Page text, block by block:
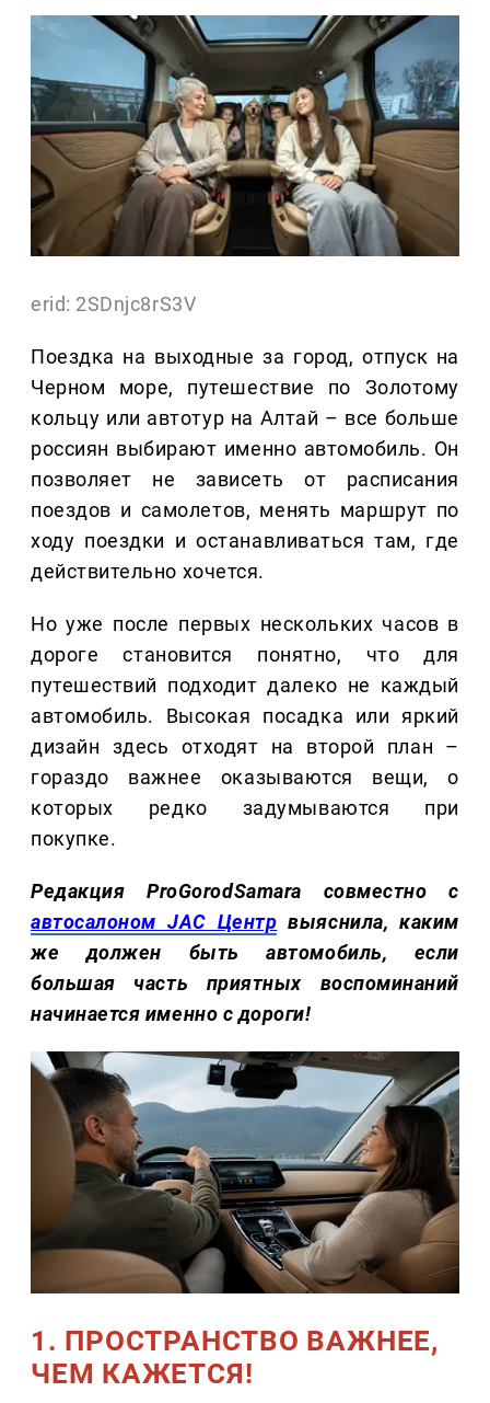
erid: 2SDnjc8rS3V
Поездка на выходные за город, отпуск на
Черном море, путешествие по Золотому
кольцу или автотур на Алтай – все больше
россиян выбирают именно автомобиль. Он
позволяет не зависеть от расписания
поездов и самолетов, менять маршрут по
ходу поездки и останавливаться там, где
действительно хочется.
Но уже после первых нескольких часов в
дороге становится понятно, что для
путешествий подходит далеко не каждый
автомобиль. Высокая посадка или яркий
дизайн здесь отходят на второй план –
гораздо важнее оказываются вещи, о
которых редко задумываются при
покупке.
Редакция ProGorodSamara совместно с
автосалоном JAC Центр выяснила, каким
же должен быть автомобиль, если
большая часть приятных воспоминаний
начинается именно с дороги!
1. ПРОСТРАНСТВО ВАЖНЕЕ,
ЧЕМ КАЖЕТСЯ!